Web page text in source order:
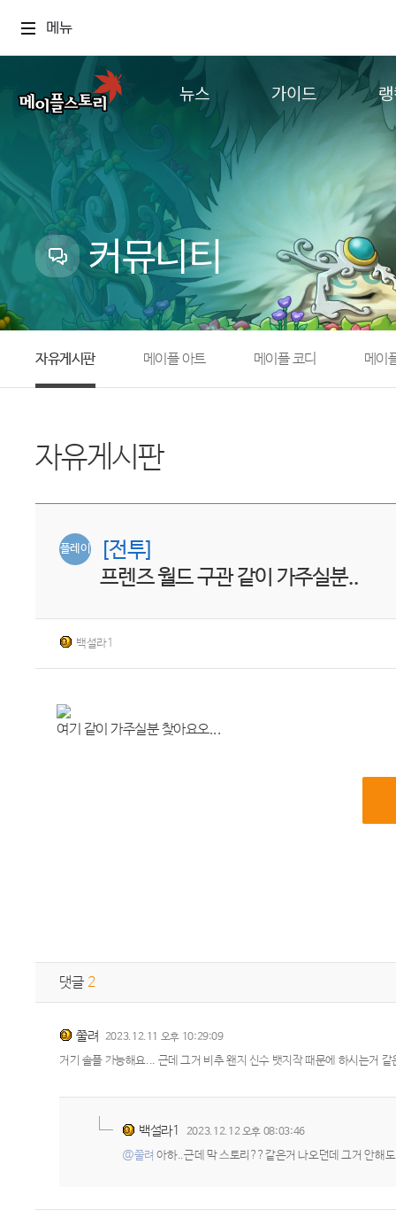
메뉴
뉴스
업데이트
이벤트
캐시샵 공지
메이플 알림판
with maple
가이드
추가정보
컨텐
커뮤니티
자유게시판 메이플 아트 메이플 코디 메이
자유게시판
플레이
[전투]
프렌즈 월드 구관 같이 가주실분..
백설라1
여기 같이 가주실분 찾아요오...
댓글 2
쭐려 2023.12.11 오후 10:29:09
거기 솔플 가능해요... 근데 그거 비추 왠지 신수 뱃지작 때문에 하시는거
백설라1 2023.12.12 오후 08:03:46
@쭐려 아하..근데 막 스토리??같은거 나오던데 그거 안해